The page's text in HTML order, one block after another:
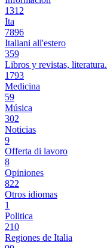
1312
Ita
7896
Italiani all'estero
359
Libros y revistas, literatura.
1793
Medicina
59
Música
302
Noticias
9
Offerta di lavoro
8
Opiniones
822
Otros idiomas
1
Politica
210
Regiones de Italia